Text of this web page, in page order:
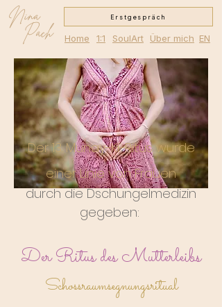
Home Über mich
Nina
Pach
Erstgespräch
1:1 SoulArt EN
Der 13. Munay-Ki-Ritus wurde
einer Linie von Frauen
durch die Dschungelmedizin
gegeben:
Der Ritus des Mutterleibs
Schossraumsegnungsritual